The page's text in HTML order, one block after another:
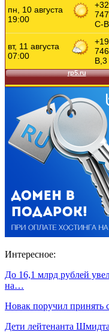
Интересное:
До 16,1 млрд рублей
на…
Новак поручил
Дети лейтенанта